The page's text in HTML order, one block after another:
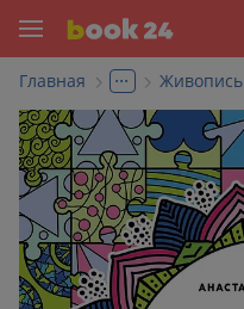
Главная ... Живопись